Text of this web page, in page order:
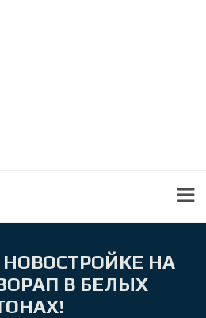
НОВОСТРОЙКЕ НА
В БЕЛЫХ